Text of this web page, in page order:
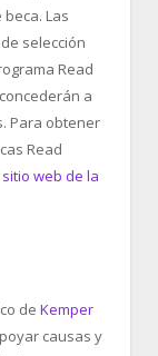
Las
selección
Read
a
Para obtener
Read
sitio web de la
de Kemper
causas y